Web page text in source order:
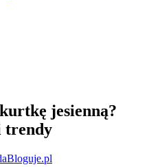
jesienną?
trendy